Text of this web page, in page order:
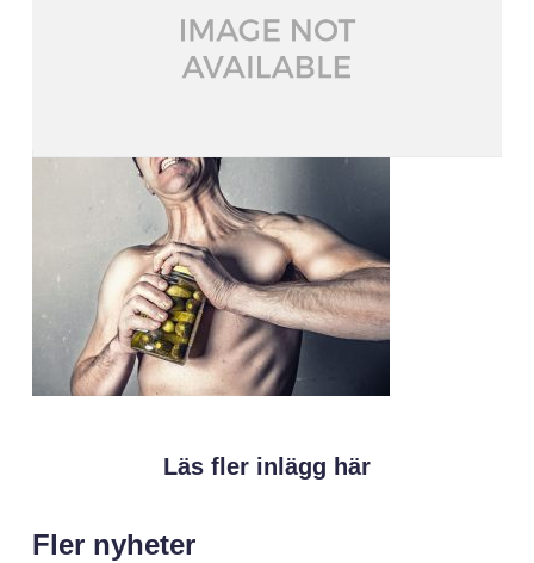
Läs fler inlägg här
Fler nyheter